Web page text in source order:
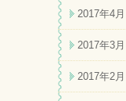
2017年4月
2017年3月
2017年2月